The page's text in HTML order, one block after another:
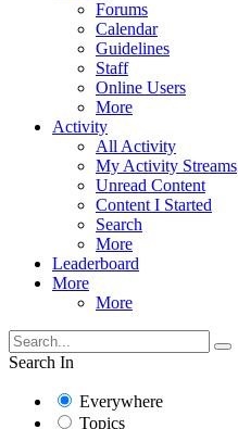
Forums
Calendar
Guidelines
Staff
Online Users
More
Activity
All Activity
My Activity Streams
Unread Content
Content I Started
Search
More
Leaderboard
More
More
Search In
Everywhere
Topics